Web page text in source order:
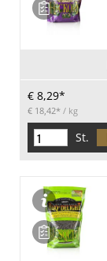
€ 8,29*
€ 18,42* / kg
St.